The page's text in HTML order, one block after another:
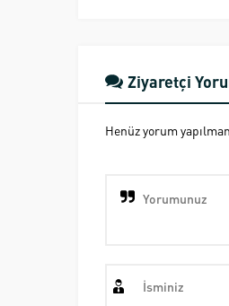
Ziyaretçi
Henüz yorum